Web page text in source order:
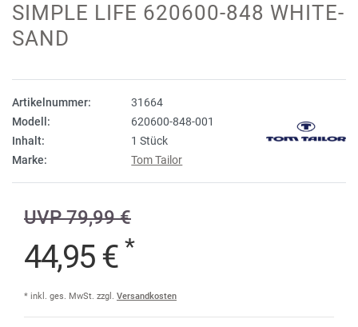
SIMPLE LIFE 620600-848 WHITE-
SAND
Artikelnummer:
31664
Modell:
620600-848-001
Inhalt:
1 Stück
Marke:
Tom Tailor
UVP 79,99 €
44,95 € *
* inkl. ges. MwSt. zzgl. Versandkosten